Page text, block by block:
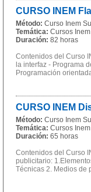
CURSO INEM
Método: Curso Inem
Temática: Cursos
Duración: 82 horas
Contenidos del Curso
la interfaz - Programa
Programación
CURSO INEM
Método: Curso Inem
Temática: Cursos
Duración: 65 horas
Contenidos del Curso
publicitario:
Técnicas 2. Medios de